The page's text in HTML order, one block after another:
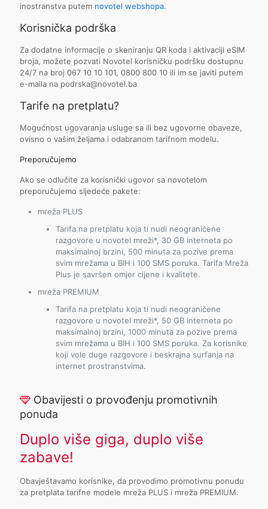
inostranstva putem novotel webshopa.
Korisnička podrška
Za dodatne informacije o skeniranju QR koda i aktivaciji eSIM
broja, možete pozvati Novotel korisničku podršku dostupnu
24/7 na broj 067 10 10 101, 0800 800 10 ili im se javiti putem
e-maila na podrska@novotel.ba
Tarife na pretplatu?
Mogućnost ugovaranja usluge sa ili bez ugovorne obaveze,
ovisno o vašim željama i odabranom tarifnom modelu.
Preporučujemo
Ako se odlučite za korisnički ugovor sa novotelom
preporučujemo sljedeće pakete:
mreža PLUS
Tarifa na pretplatu koja ti nudi neograničene
razgovore u novotel mreži*, 30 GB interneta po
maksimalnoj brzini, 500 minuta za pozive prema
svim mrežama u BIH i 100 SMS poruka. Tarifa Mreža
Plus je savršen omjer cijene i kvalitete.
mreža PREMIUM
Tarifa na pretplatu koja ti nudi neograničene
razgovore u novotel mreži*, 50 GB interneta po
maksimalnoj brzini, 1000 minuta za pozive prema
svim mrežama u BIH i 100 SMS poruka. Za korisnike
koji vole duge razgovore i beskrajna surfanja na
internet prostranstvima.
Obavijesti o provođenju promotivnih
ponuda
Duplo više giga, duplo više
zabave!
Obavještavamo korisnike, da provodimo promotivnu ponudu
za pretplata tarifne modele mreža PLUS i mreža PREMIUM.